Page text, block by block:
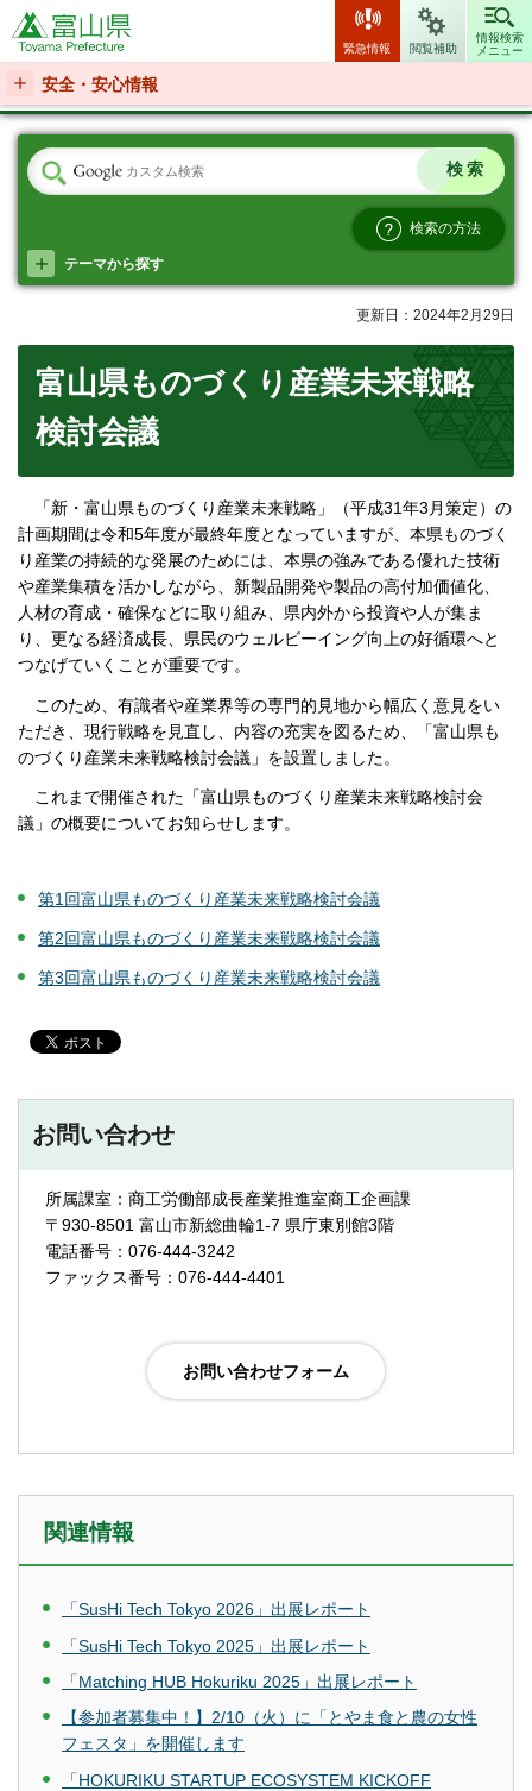
富山県
緊急情報 閲覧補助
情報検索
メニュー
安全・安心情報
検索の方法
テーマから探す
更新日：2024年2月29日
富山県ものづくり産業未来戦略
検討会議
「新・富山県ものづくり産業未来戦略」（平成31年3月策定）の
計画期間は令和5年度が最終年度となっていますが、本県ものづく
り産業の持続的な発展のためには、本県の強みである優れた技術
や産業集積を活かしながら、新製品開発や製品の高付加価値化、
人材の育成・確保などに取り組み、県内外から投資や人が集ま
り、更なる経済成長、県民のウェルビーイング向上の好循環へと
つなげていくことが重要です。
このため、有識者や産業界等の専門的見地から幅広く意見をい
ただき、現行戦略を見直し、内容の充実を図るため、「富山県も
のづくり産業未来戦略検討会議」を設置しました。
これまで開催された「富山県ものづくり産業未来戦略検討会
議」の概要についてお知らせします。
第1回富山県ものづくり産業未来戦略検討会議
第2回富山県ものづくり産業未来戦略検討会議
第3回富山県ものづくり産業未来戦略検討会議
お問い合わせ
所属課室：商工労働部成長産業推進室商工企画課
〒930-8501 富山市新総曲輪1-7 県庁東別館3階
電話番号：076-444-3242
ファックス番号：076-444-4401
関連情報
「SusHi Tech Tokyo 2026」出展レポート
「SusHi Tech Tokyo 2025」出展レポート
「Matching HUB Hokuriku 2025」出展レポート
【参加者募集中！】2/10（火）に「とやま食と農の女性
フェスタ」を開催します
「HOKURIKU STARTUP ECOSYSTEM KICKOFF